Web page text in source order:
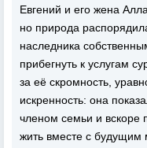
Евгений и его жена
но природа
наследника
прибегнуть к услугам
за её скромность,
искренность: она
членом семьи и вскоре
жить вместе с